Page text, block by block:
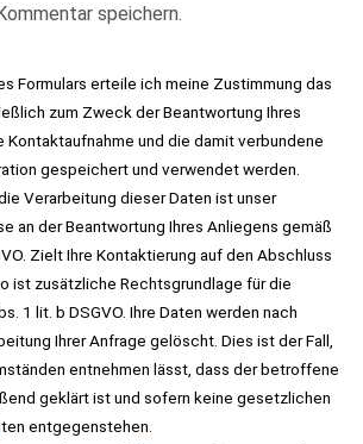
speichern.
Formulars erteile ich meine Zustimmung das
zum Zweck der Beantwortung Ihres
Kontaktaufnahme und die damit verbundene
gespeichert und verwendet werden.
Verarbeitung dieser Daten ist unser
an der Beantwortung Ihres Anliegens gemäß
Zielt Ihre Kontaktierung auf den Abschluss
ist zusätzliche Rechtsgrundlage für die
1 lit. b DSGVO. Ihre Daten werden nach
Ihrer Anfrage gelöscht. Dies ist der Fall,
entnehmen lässt, dass der betroffene
geklärt ist und sofern keine gesetzlichen
entgegenstehen.